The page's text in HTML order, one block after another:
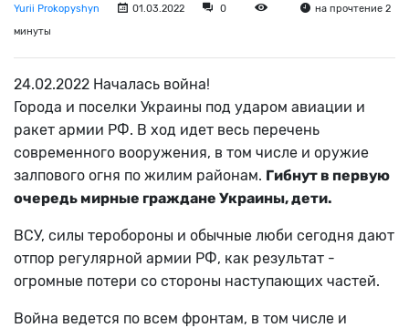
Yurii Prokopyshyn 01.03.2022 0
на прочтение 2
минуты
24.02.2022 Началась война!
Города и поселки Украины под ударом авиации и
ракет армии РФ. В ход идет весь перечень
современного вооружения, в том числе и оружие
залпового огня по жилим районам. Гибнут в первую
очередь мирные граждане Украины, дети.
ВСУ, силы теробороны и обычные люби сегодня дают
отпор регулярной армии РФ, как результат -
огромные потери со стороны наступающих частей.
Война ведется по всем фронтам, в том числе и